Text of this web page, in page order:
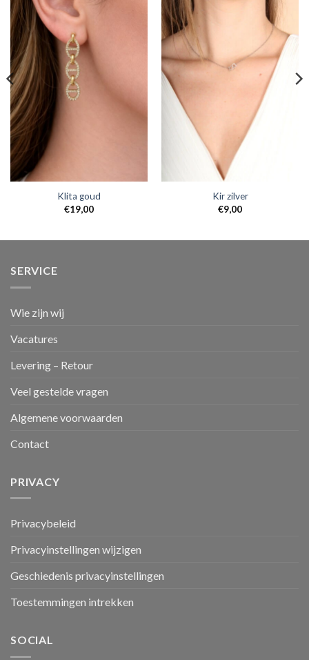
Klita goud
€19,00
Kir zilver
€9,00
SERVICE
Wie zijn wij
Vacatures
Levering – Retour
Veel gestelde vragen
Algemene voorwaarden
Contact
PRIVACY
Privacybeleid
Privacyinstellingen wijzigen
Geschiedenis privacyinstellingen
Toestemmingen intrekken
SOCIAL